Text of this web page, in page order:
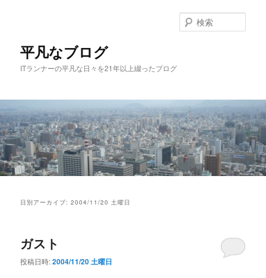
移
動
動
平凡なブログ
ITランナーの平凡な日々を21年以上綴ったブログ
索
日別アーカイブ:2004/11/20 土曜日
ガスト
投稿日時:2004/11/20 土曜日